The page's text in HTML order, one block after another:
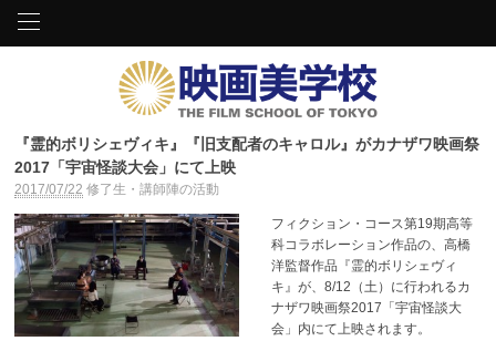
『霊的ボリシェヴィキ』『旧支配者のキャロル』がカナザワ映画祭
2017「宇宙怪談大会」にて上映
2017/07/22 修了生・講師陣の活動
フィクション・コース第19期高等
科コラボレーション作品の、高橋
洋監督作品『霊的ボリシェヴィ
キ』が、8/12（土）に行われるカ
ナザワ映画祭2017「宇宙怪談大
会」内にて上映されます。